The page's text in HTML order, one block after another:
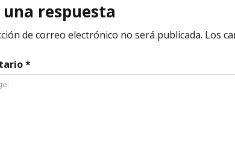
una respuesta
de correo electrónico no será publicada. Los
*